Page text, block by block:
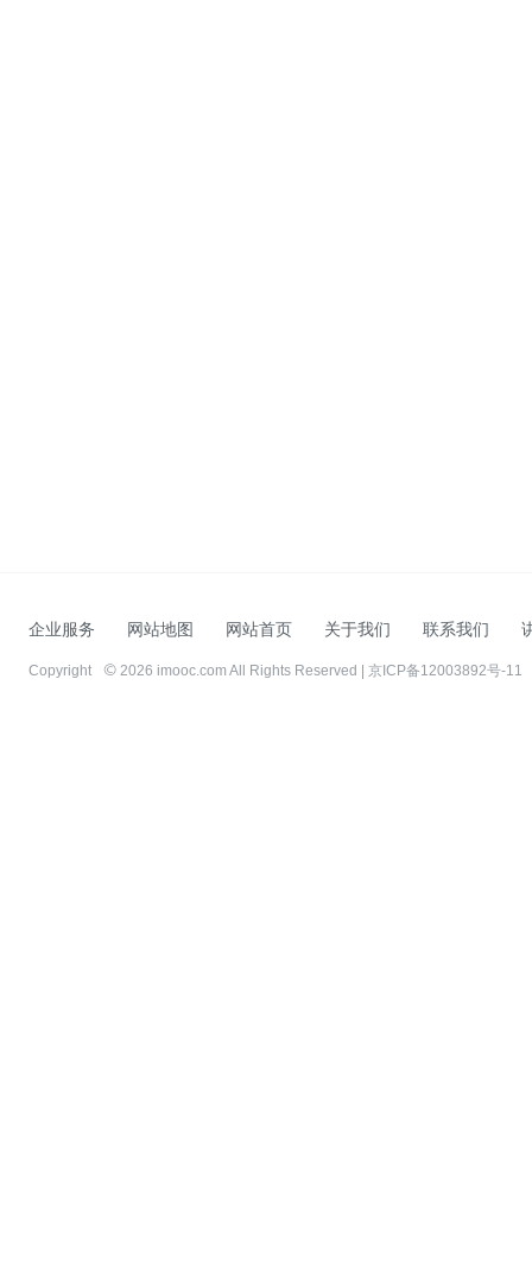
企业服务 网站地图 网站首页 关于我们 联系我们
Copyright 2026 imooc.com All Rights Reserved | 京ICP备12003892号-11